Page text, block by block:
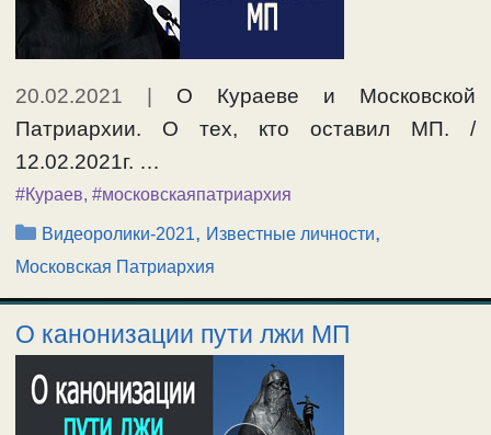
20.02.2021 | О Кураеве и Московской
Патриархии. О тех, кто оставил МП. /
12.02.2021г. …
#Кураев, #московскаяпатриархия
Рубрики
Видеоролики-2021, Известные личности,
Московская Патриархия
О канонизации пути лжи МП